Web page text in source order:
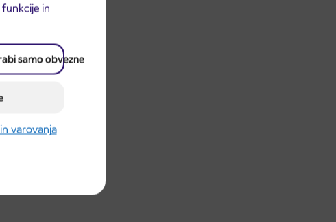
in
samo obvezne
varovanja